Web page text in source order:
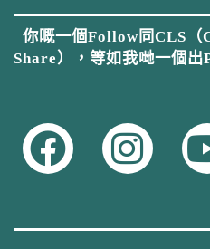
你嘅一個Follow同CLS（
Share），等如我哋一個出